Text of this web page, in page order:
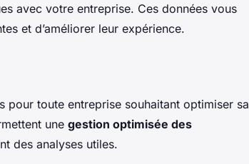
avec votre entreprise. Ces données vous
et d’améliorer leur expérience.
pour toute entreprise souhaitant optimiser sa
une gestion optimisée des
des analyses utiles.